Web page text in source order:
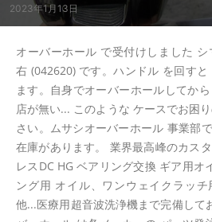
2023年1月13日
オーバーホール で受付けしました
右 (042620) です。ハンドル を回す
ます。自身でオーバーホールしてか
店が無い... このような ケースでお困
さい。ムサシオーバーホール 事業部
在庫があります。 業界最高峰のカス
レスDC HG ベアリング交換 ギア用オ
ング用 オイル、ワンウェイクラッ
他...医療用超音波洗浄機まで完備して